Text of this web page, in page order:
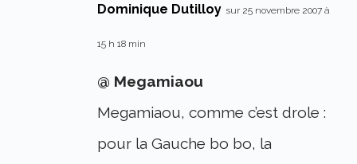
Dominique Dutilloy sur 25 novembre 2007 à
15 h 18 min
@ Megamiaou
Megamiaou, comme c’est drole :
pour la Gauche bo bo, la